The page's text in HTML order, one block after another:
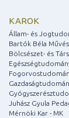
KAROK
Állam- és
Bartók Béla
Bölcsészet- és
Juhász Gyula
Mérnöki Kar - MK